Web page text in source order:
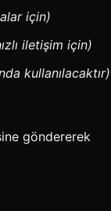
için)
iletişim için)
kullanılacaktır)
göndererek